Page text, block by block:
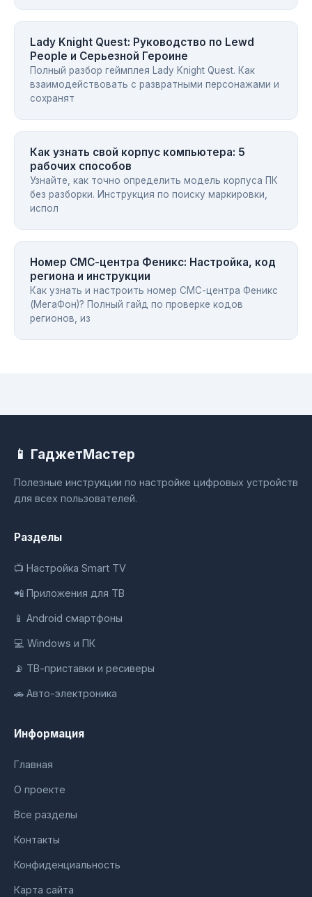
Lady Knight Quest: Руководство по Lewd
People и Серьезной Героине
Полный разбор геймплея Lady Knight Quest. Как
взаимодействовать с развратными персонажами и
сохранят
Как узнать свой корпус компьютера: 5
рабочих способов
Узнайте, как точно определить модель корпуса ПК
без разборки. Инструкция по поиску маркировки,
испол
Номер СМС-центра Феникс: Настройка, код
региона и инструкции
Как узнать и настроить номер СМС-центра Феникс
(МегаФон)? Полный гайд по проверке кодов
регионов, из
📱 ГаджетМастер
Полезные инструкции по настройке цифровых устройств
для всех пользователей.
Разделы
📺 Настройка Smart TV
📲 Приложения для ТВ
📱 Android смартфоны
💻 Windows и ПК
📡 ТВ-приставки и ресиверы
🚗 Авто-электроника
Информация
Главная
О проекте
Все разделы
Контакты
Конфиденциальность
Карта сайта